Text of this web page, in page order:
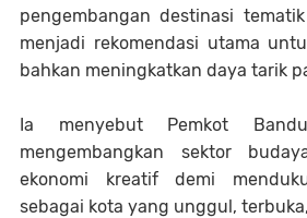
pengembangan destinasi
menjadi rekomendasi utama
bahkan meningkatkan daya tarik
Ia menyebut Pemkot
mengembangkan sektor
ekonomi kreatif demi
sebagai kota yang unggul,